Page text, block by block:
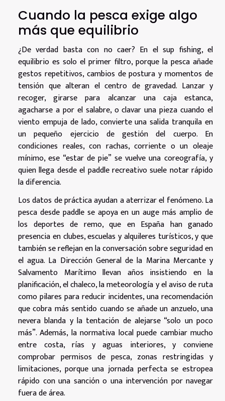
Cuando la pesca exige algo
más que equilibrio
¿De verdad basta con no caer? En el sup fishing, el
equilibrio es solo el primer filtro, porque la pesca añade
gestos repetitivos, cambios de postura y momentos de
tensión que alteran el centro de gravedad. Lanzar y
recoger, girarse para alcanzar una caja estanca,
agacharse a por el salabre, o clavar una pieza cuando el
viento empuja de lado, convierte una salida tranquila en
un pequeño ejercicio de gestión del cuerpo. En
condiciones reales, con rachas, corriente o un oleaje
mínimo, ese “estar de pie” se vuelve una coreografía, y
quien llega desde el paddle recreativo suele notar rápido
la diferencia.
Los datos de práctica ayudan a aterrizar el fenómeno. La
pesca desde paddle se apoya en un auge más amplio de
los deportes de remo, que en España han ganado
presencia en clubes, escuelas y alquileres turísticos, y que
también se reflejan en la conversación sobre seguridad en
el agua. La Dirección General de la Marina Mercante y
Salvamento Marítimo llevan años insistiendo en la
planificación, el chaleco, la meteorología y el aviso de ruta
como pilares para reducir incidentes, una recomendación
que cobra más sentido cuando se añade un anzuelo, una
nevera blanda y la tentación de alejarse “solo un poco
más”. Además, la normativa local puede cambiar mucho
entre costa, rías y aguas interiores, y conviene
comprobar permisos de pesca, zonas restringidas y
limitaciones, porque una jornada perfecta se estropea
rápido con una sanción o una intervención por navegar
fuera de área.